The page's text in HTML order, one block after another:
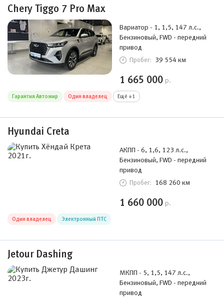
Chery Tiggo 7 Pro Max
Вариатор - 1, 1,5, 147 л.с.,
Бензиновый, FWD - передний
привод
Пробег: 39 554 км
1 665 000 р.
Гарантия Автомир Один владелец Ещё +1
Hyundai Creta
АКПП - 6, 1,6, 123 л.с.,
Бензиновый, FWD - передний
привод
Пробег: 168 260 км
1 660 000 р.
Один владелец Электронный ПТС
Jetour Dashing
МКПП - 5, 1,5, 147 л.с.,
Бензиновый, FWD - передний
привод